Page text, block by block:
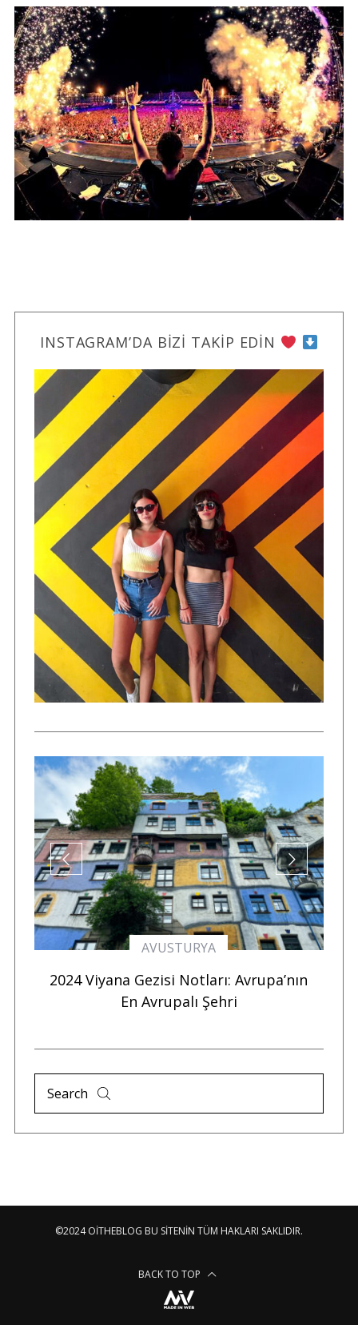
INSTAGRAM’DA BIZI TAKIP EDIN
AVUSTURYA
2024 Viyana Gezisi Notları: Avrupa’nın
En Avrupalı Şehri
©2024 OITHEBLOG BU SITENIN TÜM HAKLARI SAKLIDIR.
BACK TO TOP